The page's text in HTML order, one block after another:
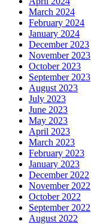
March 2024
February 2024
January 2024
December 2023
November 2023
October 2023
September 2023
August 2023
July 2023
June 2023
May 2023
April 2023
March 2023
February 2023
January 2023
December 2022
November 2022
October 2022
September 2022
August 2022